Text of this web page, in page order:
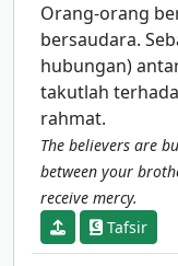
Orang-orang
bersaudara.
hubungan)
takutlah
rahmat.
The believers are
between your
receive mercy.
Tafsir